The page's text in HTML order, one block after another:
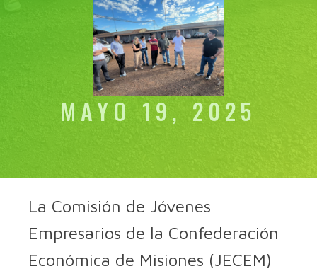
MAYO 19, 2025
La Comisión de Jóvenes
Empresarios de la Confederación
Económica de Misiones (JECEM)